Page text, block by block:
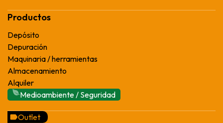
Productos
Depósito
Depuración
Maquinaria / herramientas
Almacenamiento
Alquiler
Medioambiente / Seguridad
Outlet